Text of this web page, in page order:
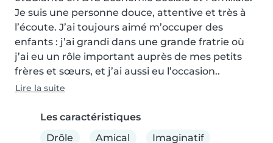
Je suis une personne douce, attentive et très à
l’écoute. J’ai toujours aimé m’occuper des
enfants : j’ai grandi dans une grande fratrie où
j’ai eu un rôle important auprès de mes petits
frères et sœurs, et j’ai aussi eu l’occasion..
Lire la suite
Les caractéristiques
Drôle
Amical Imaginatif